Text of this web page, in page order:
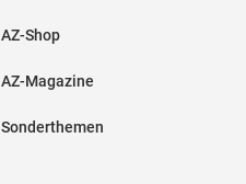
AZ-Shop
AZ-Magazine
Sonderthemen